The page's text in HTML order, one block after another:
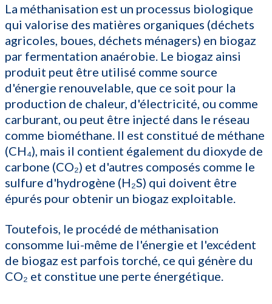
La méthanisation est un processus biologique
qui valorise des matières organiques (déchets
agricoles, boues, déchets ménagers) en biogaz
par fermentation anaérobie. Le biogaz ainsi
produit peut être utilisé comme source
d'énergie renouvelable, que ce soit pour la
production de chaleur, d'électricité, ou comme
carburant, ou peut être injecté dans le réseau
comme biométhane. Il est constitué de méthane
(CH₄), mais il contient également du dioxyde de
carbone (CO₂) et d'autres composés comme le
sulfure d'hydrogène (H₂S) qui doivent être
épurés pour obtenir un biogaz exploitable.
Toutefois, le procédé de méthanisation
consomme lui-même de l'énergie et l'excédent
de biogaz est parfois torché, ce qui génère du
CO₂ et constitue une perte énergétique.